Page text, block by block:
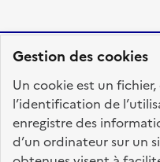
Gestion des cookies
Un cookie est un
l’identification de
enregistre des
d’un ordinateur sur un
FRANÇAISE